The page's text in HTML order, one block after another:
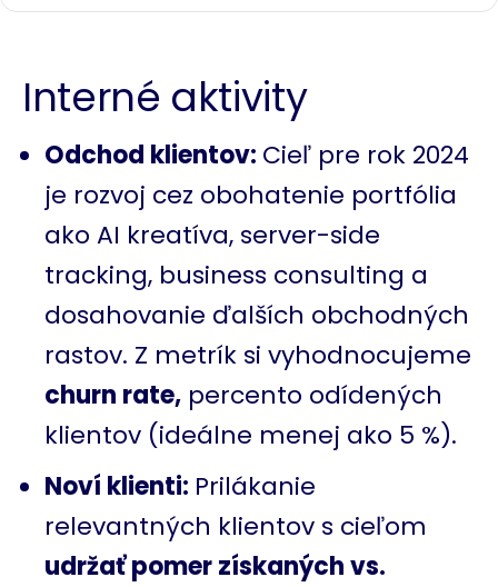
Interné aktivity
Odchod klientov: Cieľ pre rok 2024
je rozvoj cez obohatenie portfólia
ako AI kreatíva, server-side
tracking, business consulting a
dosahovanie ďalších obchodných
rastov. Z metrík si vyhodnocujeme
churn rate, percento odídených
klientov (ideálne menej ako 5 %).
Noví klienti: Prilákanie
relevantných klientov s cieľom
udržať pomer získaných vs.